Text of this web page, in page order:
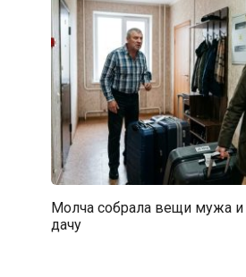
Молча собрала вещи мужа и
дачу